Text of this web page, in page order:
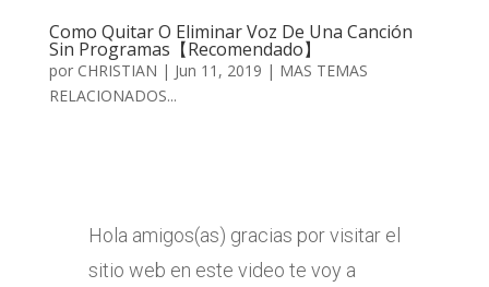
Como Quitar O Eliminar Voz De Una Canción
Sin Programas【Recomendado】
por CHRISTIAN | Jun 11, 2019 | MAS TEMAS
RELACIONADOS...
Hola amigos(as) gracias por visitar el
sitio web en este video te voy a